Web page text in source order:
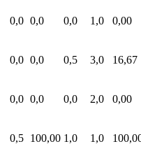
0,0 0,0 0,0 1,0 0,00
0,0 0,0 0,5 3,0 16,67
0,0 0,0 0,0 2,0 0,00
0,5 100,00 1,0 1,0